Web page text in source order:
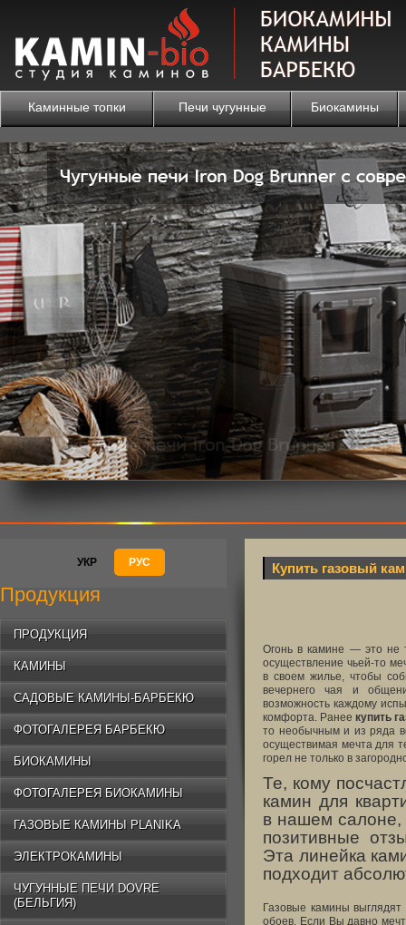
Каминные топки Печи чугунные Биокамины
УКР РУС
Продукция
ПРОДУКЦИЯ
КАМИНЫ
САДОВЫЕ КАМИНЫ-БАРБЕКЮ
ФОТОГАЛЕРЕЯ БАРБЕКЮ
БИОКАМИНЫ
ФОТОГАЛЕРЕЯ БИОКАМИНЫ
ГАЗОВЫЕ КАМИНЫ PLANIKA
ЭЛЕКТРОКАМИНЫ
ЧУГУННЫЕ ПЕЧИ DOVRE
(БЕЛЬГИЯ)
Купить газовый
Огонь в камине — это не
осуществление чьей-то
в своем жилье, чтобы
вечернего чая и
возможность каждому
комфорта. Ранее купить
то необычным и из ряда
осуществимая мечта для
горел не только в
Те, кому
камин для
в нашем салоне,
позитивные
Эта линейка
подходит
Газовые камины
обоев. Если Вы давно